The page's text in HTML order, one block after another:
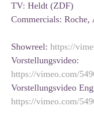
TV: Heldt (ZDF)
Commercials: Roche,
Showreel: https://
Vorstellungsvideo:
https://vimeo.com/
Vorstellungsvideo
https://vimeo.com/